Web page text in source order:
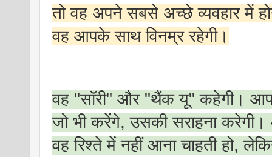
तो वह अपने सबसे अच्छे व्यवहार में
वह आपके साथ विनम्र रहेगी।
वह "सॉरी" और "थैंक यू" कहेगी।
जो भी करेंगे, उसकी सराहना
वह रिश्ते में नहीं आना चाहती हो,